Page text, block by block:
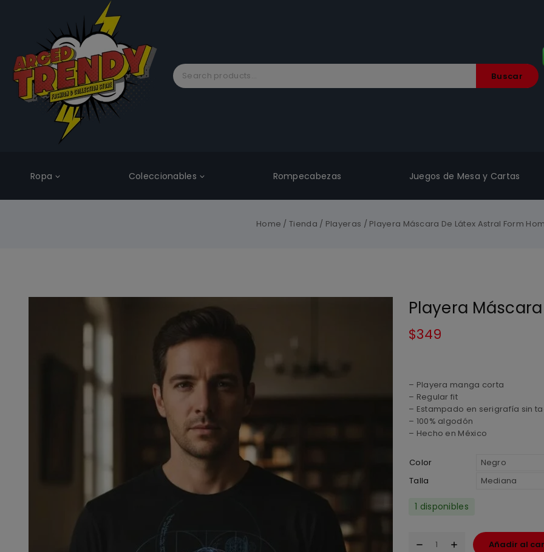
Buscar
Ropa Coleccionables Rompecabezas Juegos de Mesa y Cartas
Home / Tienda / Playeras / Playera Máscara De Látex Astral Form
Playera
$349
– Playera manga corta
– Regular fit
– Estampado en serigrafía sin
– 100% algodón
– Hecho en México
Color
Talla
1 disponibles
Añadir al